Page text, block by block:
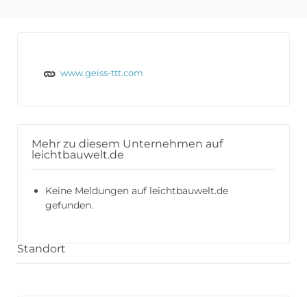
www.geiss-ttt.com
Mehr zu diesem Unternehmen auf
leichtbauwelt.de
Keine Meldungen auf leichtbauwelt.de
gefunden.
Standort